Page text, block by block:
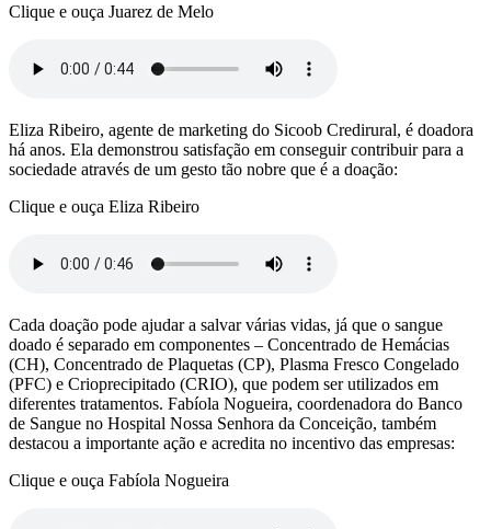
Clique e ouça Juarez de Melo
Eliza Ribeiro, agente de marketing do Sicoob Credirural, é doadora
há anos. Ela demonstrou satisfação em conseguir contribuir para a
sociedade através de um gesto tão nobre que é a doação:
Clique e ouça Eliza Ribeiro
Cada doação pode ajudar a salvar várias vidas, já que o sangue
doado é separado em componentes – Concentrado de Hemácias
(CH), Concentrado de Plaquetas (CP), Plasma Fresco Congelado
(PFC) e Crioprecipitado (CRIO), que podem ser utilizados em
diferentes tratamentos. Fabíola Nogueira, coordenadora do Banco
de Sangue no Hospital Nossa Senhora da Conceição, também
destacou a importante ação e acredita no incentivo das empresas:
Clique e ouça Fabíola Nogueira